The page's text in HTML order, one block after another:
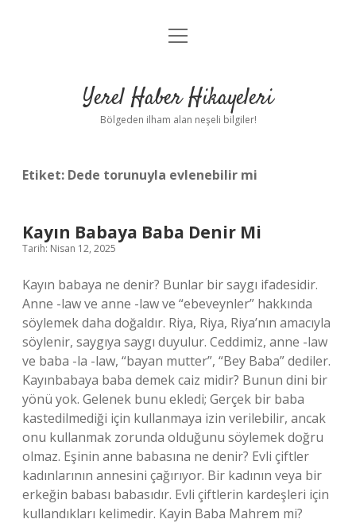
Anasayfa
Yasal Uyarı
menüyü
Yerel Haber Hikayeleri
Bölgeden ilham alan neşeli bilgiler!
Etiket: Dede torunuyla evlenebilir mi
Kayın Babaya Baba Denir Mi
Tarih: Nisan 12, 2025
Kayın babaya ne denir? Bunlar bir saygı ifadesidir.
Anne -law ve anne -law ve “ebeveynler” hakkında
söylemek daha doğaldır. Riya, Riya, Riya’nın amacıyla
söylenir, saygıya saygı duyulur. Ceddimiz, anne -law
ve baba -la -law, “bayan mutter”, “Bey Baba” dediler.
Kayınbabaya baba demek caiz midir? Bunun dini bir
yönü yok. Gelenek bunu ekledi; Gerçek bir baba
kastedilmediği için kullanmaya izin verilebilir, ancak
onu kullanmak zorunda olduğunu söylemek doğru
olmaz. Eşinin anne babasına ne denir? Evli çiftler
kadınlarının annesini çağırıyor. Bir kadının veya bir
erkeğin babası babasıdır. Evli çiftlerin kardeşleri için
kullandıkları kelimedir. Kayin Baba Mahrem mi?